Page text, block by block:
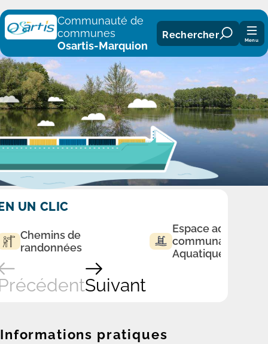
Panneau de gestion des cookies
Communauté de
communes
Osartis-Marquion
Rechercher Menu
UN CLIC
Chemins de
randonnées
Espace
communautaire
Aquatique
Suivant
Informations pratiques